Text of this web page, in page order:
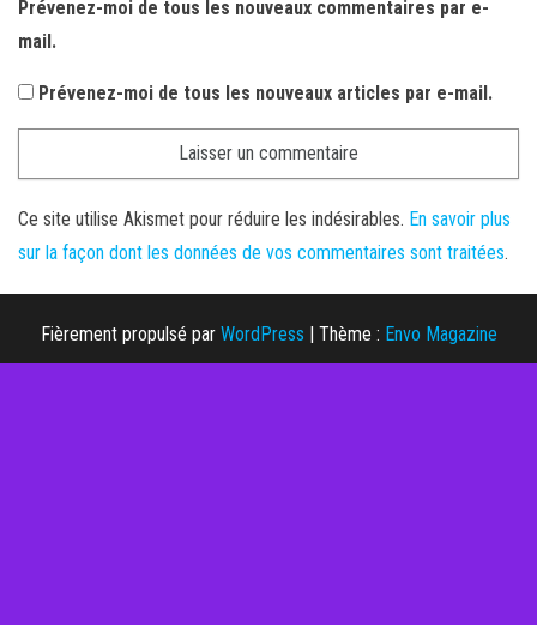
Prévenez-moi de tous les nouveaux commentaires par e-
mail.
Prévenez-moi de tous les nouveaux articles par e-mail.
Ce site utilise Akismet pour réduire les indésirables. En savoir plus
sur la façon dont les données de vos commentaires sont traitées.
Fièrement propulsé par WordPress | Thème : Envo Magazine